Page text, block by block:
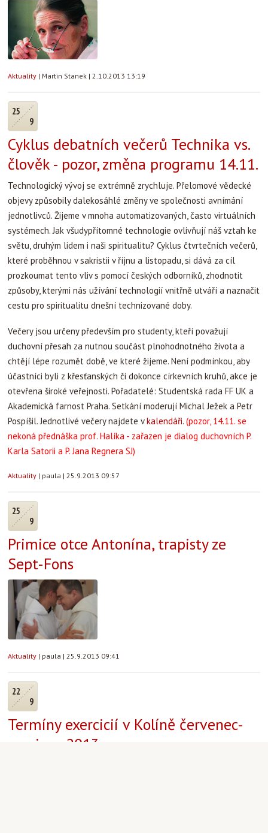
Aktuality | Martin Stanek | 2.10.2013 13:19
25
9
Cyklus debatních večerů Technika vs.
člověk - pozor, změna programu 14.11.
Technologický vývoj se extrémně zrychluje. Přelomové vědecké
objevy způsobily dalekosáhlé změny ve společnosti avnímání
jednotlivců. Žijeme v mnoha automatizovaných, často virtuálních
systémech. Jak všudypřítomné technologie ovlivňují náš vztah ke
světu, druhým lidem i naši spiritualitu? Cyklus čtvrtečních večerů,
které proběhnou v sakristii v říjnu a listopadu, si dává za cíl
prozkoumat tento vliv s pomocí českých odborníků, zhodnotit
způsoby, kterými nás užívání technologií vnitřně utváří a naznačit
cestu pro spiritualitu dnešní technizované doby.
Večery jsou určeny především pro studenty, kteří považují
duchovní přesah za nutnou součást plnohodnotného života a
chtějí lépe rozumět době, ve které žijeme. Není podmínkou, aby
účastníci byli z křesťanských či dokonce církevních kruhů, akce je
otevřena široké veřejnosti. Pořadatelé: Studentská rada FF UK a
Akademická farnost Praha. Setkání moderují Michal Ježek a Petr
Pospíšil. Jednotlivé večery najdete vkalendáři. (pozor, 14.11. se
nekoná přednáška prof. Halíka - zařazen je dialog duchovních P.
Karla Satorii a P. Jana Regnera SJ)
Aktuality | paula | 25.9.2013 09:57
25
9
Primice otce Antonína, trapisty ze
Sept-Fons
Aktuality | paula | 25.9.2013 09:41
22
9
Termíny exercicií v Kolíně červenec-
prosinec 2013